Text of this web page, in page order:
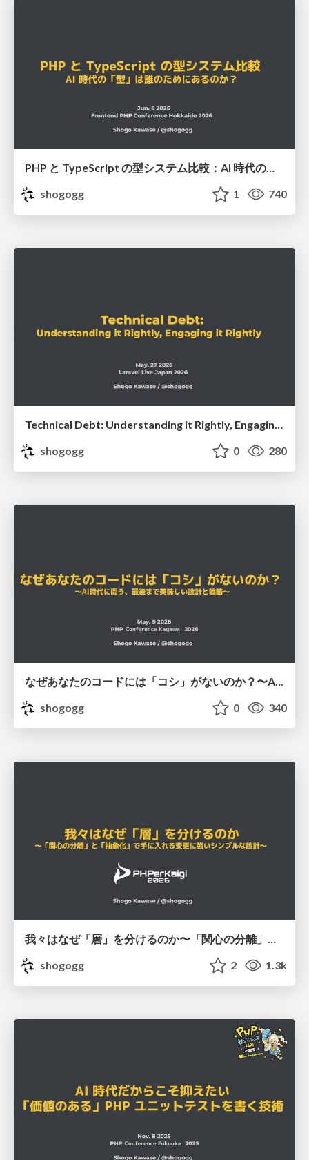
shogogg
1 740
Technical Debt: Understanding it Rightly, Engaging it Rightly #LaravelLiveJP
shogogg
0 280
なぜあなたのコードには「コシ」がないのか？〜AI時代に問う、最後まで美味しい設計と戦略〜 #phpconkagawa / phpconkagawa2026
shogogg
0 340
我々はなぜ「層」を分けるのか〜「関心の分離」と「抽象化」で手に入れる変更に強いシンプルな設計〜 #phperkaigi / PHPerKaigi 2026
shogogg
2 1.3k